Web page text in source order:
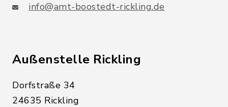
info@amt-boostedt-rickling.de
Außenstelle Rickling
Dorfstraße 34
24635 Rickling